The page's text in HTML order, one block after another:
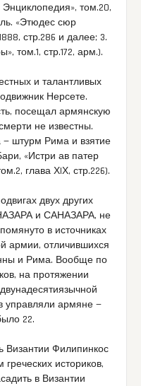
Энциклопедия», том.20,
«Этюдес сюр
стр.286 и далее; 3.
том.1, стр.172, арм.).
и талантливых
Нерсете.
посещал армянскую
не известны.
— штурм Рима и взятие
«Истри ав патер
глава ХIХ, стр.226).
двух других
и САНАЗАРА, не
в источниках
армии, отличившихся
и Рима. Вообще по
на протяжении
управляли армяне —
22.
Византии Филипинкос
греческих историков,
в Византии